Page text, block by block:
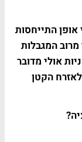
אופן התייחסות
המגבלות
אולי מדובר
הקטן